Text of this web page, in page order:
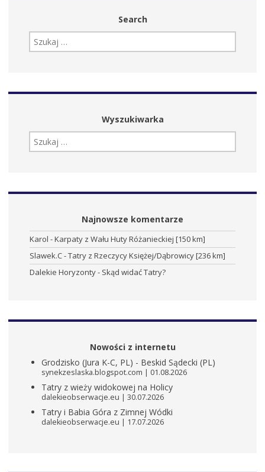
Search
SZUKAJ:
Wyszukiwarka
SZUKAJ:
Najnowsze komentarze
Karol -Karpaty z Wału Huty Różanieckiej [150 km]
Slawek.C-Tatry z Rzeczycy Księżej/Dąbrowicy [236 km]
Dalekie Horyzonty- Skąd widać Tatry?
Nowości z internetu
Grodzisko (Jura K-C, PL) - Beskid Sądecki (PL)
synekzeslaska.blogspot.com 01.08.2026
Tatry z wieży widokowej na Holicy
dalekieobserwacje.eu 30.07.2026
Tatry i Babia Góra z Zimnej Wódki
dalekieobserwacje.eu 17.07.2026